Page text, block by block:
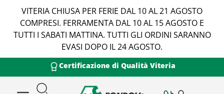
VITERIA CHIUSA PER FERIE DAL 10 AL 21 AGOSTO
COMPRESI. FERRAMENTA DAL 10 AL 15 AGOSTO E
TUTTI I SABATI MATTINA. TUTTI GLI ORDINI SARANNO
EVASI DOPO IL 24 AGOSTO.
Certificazione di Qualità Viteria